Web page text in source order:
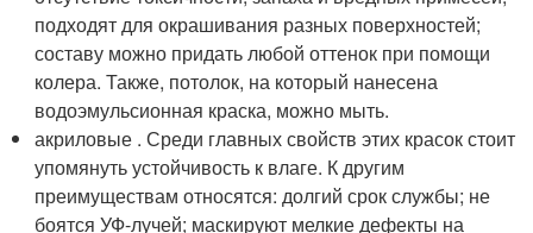
подходят для окрашивания разных поверхностей;
составу можно придать любой оттенок при помощи
колера. Также, потолок, на который нанесена
водоэмульсионная краска, можно мыть.
акриловые . Среди главных свойств этих красок стоит
упомянуть устойчивость к влаге. К другим
преимуществам относятся: долгий срок службы; не
боятся УФ-лучей; маскируют мелкие дефекты на